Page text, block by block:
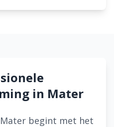
in Mater
begint met het